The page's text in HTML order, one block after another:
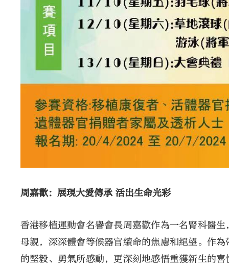
周嘉歡： 展現大愛傳承 活出生命光彩
香港移植運動會名譽會長周嘉歡作為一名腎科醫
母親，深深體會等候器官續命的焦慮和絕望。作
的堅毅、勇氣所感動，更深刻地感悟重獲新生的